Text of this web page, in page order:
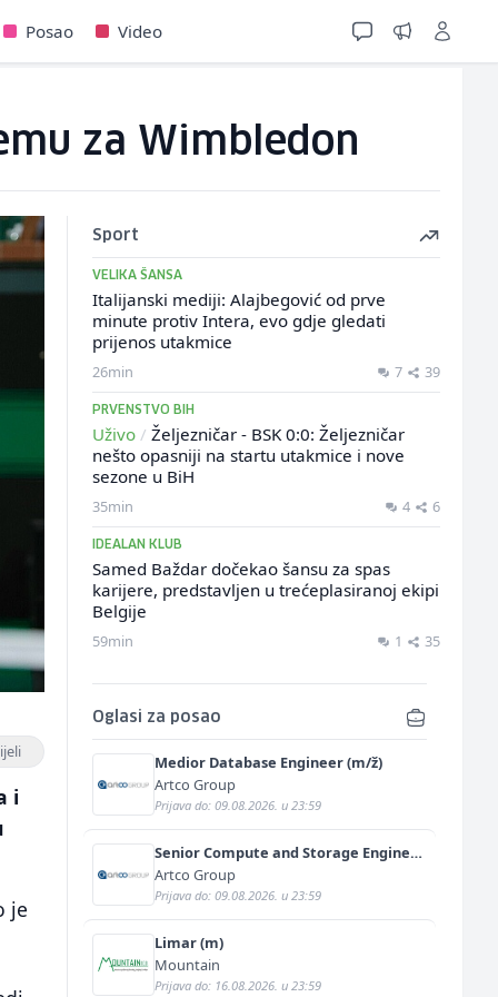
Posao Video
za Wimbledon
i
je
Sport
VELIKA ŠANSA
Italijanski mediji: Alajbegović od prve
minute protiv Intera, evo gdje gledati
prijenos utakmice
26min 7 39
PRVENSTVO BIH
Uživo / Željezničar - BSK 0:0: Željezničar
nešto opasniji na startu utakmice i nove
sezone u BiH
35min 4 6
IDEALAN KLUB
Samed Baždar dočekao šansu za spas
karijere, predstavljen u trećeplasiranoj ekipi
Belgije
59min 1 35
Oglasi za posao
Medior Database Engineer (m/ž)
Artco Group
Prijava do: 09.08.2026. u 23:59
Senior Compute and Storage Engineer
(m/ž)
Artco Group
Prijava do: 09.08.2026. u 23:59
Limar (m)
Mountain
Prijava do: 16.08.2026. u 23:59